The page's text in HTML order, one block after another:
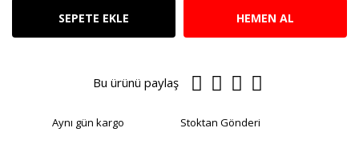
SEPETE EKLE HEMEN AL
Bu ürünü paylaş
Aynı gün kargo Stoktan Gönderi